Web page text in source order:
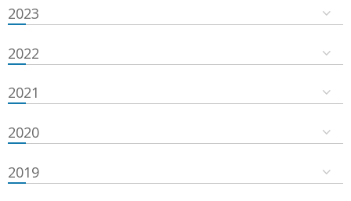
2023
2022
2021
2020
2019